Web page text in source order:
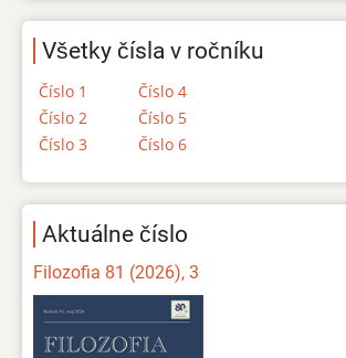
Všetky čísla v ročníku
Číslo 1
Číslo 2
Číslo 3
Číslo 4
Číslo 5
Číslo 6
Aktuálne číslo
Filozofia 81 (2026), 3